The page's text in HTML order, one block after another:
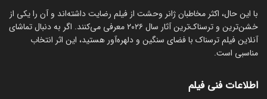
با این حال، اکثر مخاطبان ژانر وحشت از فیلم رضایت داشته‌اند و آن را یکی از
خشن‌ترین و ترسناک‌ترین آثار سال ۲۰۲۶ معرفی می‌کنند. اگر به دنبال تماشای
آنلاین فیلم ترسناک با فضای سنگین و دلهره‌آور هستید، این اثر انتخاب
مناسبی است.
اطلاعات فنی فیلم